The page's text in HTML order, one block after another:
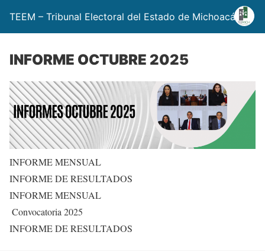
TEEM – Tribunal Electoral del Estado de Michoacán
INFORME OCTUBRE 2025
INFORME MENSUAL
INFORME DE RESULTADOS
INFORME MENSUAL
Convocatoria 2025
INFORME DE RESULTADOS